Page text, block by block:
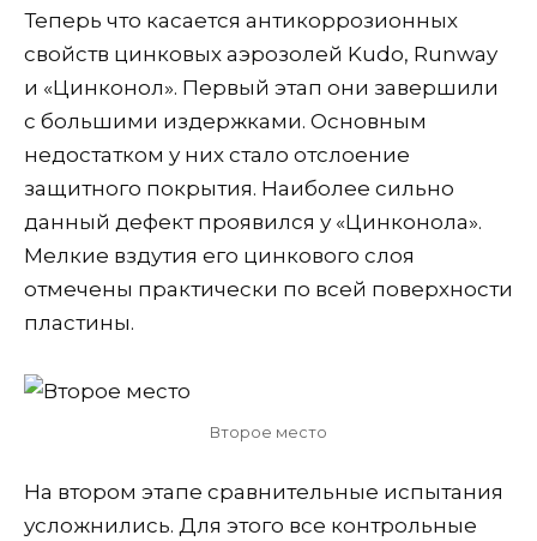
Теперь что касается антикоррозионных
свойств цинковых аэрозолей Kudo, Runway
и «Цинконол». Первый этап они завершили
с большими издержками. Основным
недостатком у них стало отслоение
защитного покрытия. Наиболее сильно
данный дефект проявился у «Цинконола».
Мелкие вздутия его цинкового слоя
отмечены практически по всей поверхности
пластины.
Второе место
На втором этапе сравнительные испытания
усложнились. Для этого все контрольные